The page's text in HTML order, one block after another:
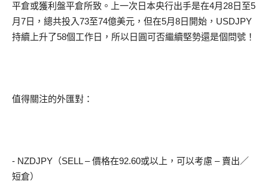
平倉或獲利盤平倉所致。上一次日本央行出手是在4月28日至5
月7日，總共投入73至74億美元，但在5月8日開始，USDJPY
持續上升了58個工作日，所以日圓可否繼續堅勢還是個問號！
值得關注的外匯對：
- NZDJPY（SELL – 價格在92.60或以上，可以考慮 – 賣出／
短倉）